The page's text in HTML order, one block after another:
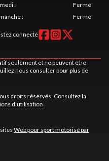
:
Fermé
: Fermé
connecté
seulement et ne peuvent être
nous consulter pour plus de
droits réservés. Consultez la
d'utilisation
Web pour sport motorisé par